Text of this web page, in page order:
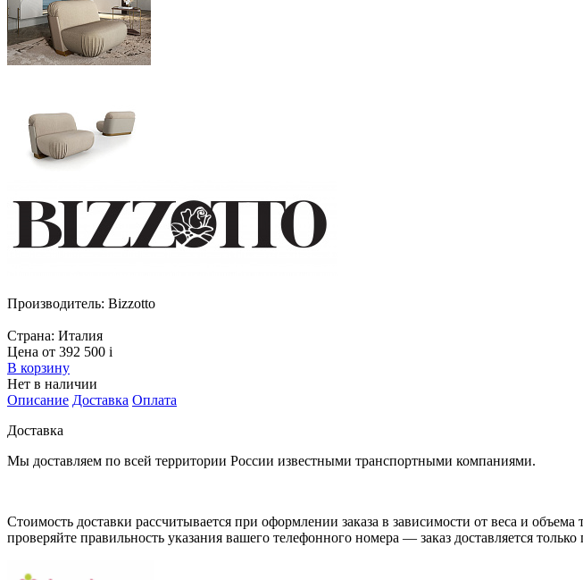
Производитель: Bizzotto
Страна: Италия
Цена от 392 500 i
В корзину
Нет в наличии
Описание Доставка Оплата
Доставка
Мы доставляем по всей территории России известными транспортными компаниями.
Стоимость доставки рассчитывается при оформлении заказа в зависимости от веса и
проверяйте правильность указания вашего телефонного номера — заказ доставляется